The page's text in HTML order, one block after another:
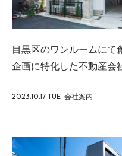
目黒区のワンルームにて
企画に特化した不動産会
2023.10.17 TUE 会社案内